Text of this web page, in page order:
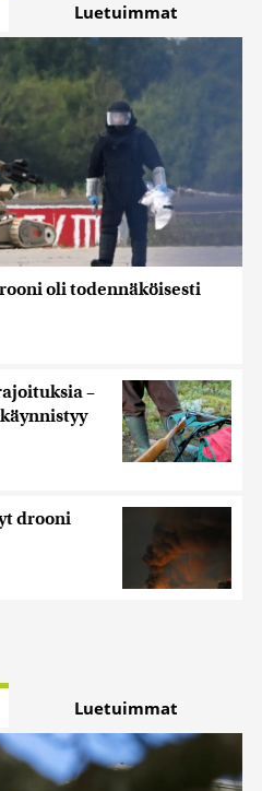
Luetuimmat
oli todennäköisesti
–
drooni
Luetuimmat